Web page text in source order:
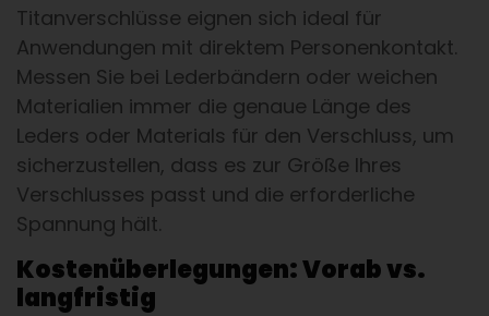
Titanverschlüsse eignen sich ideal für
Anwendungen mit direktem Personenkontakt.
Messen Sie bei Lederbändern oder weichen
Materialien immer die genaue Länge des
Leders oder Materials für den Verschluss, um
sicherzustellen, dass es zur Größe Ihres
Verschlusses passt und die erforderliche
Spannung hält.
Kostenüberlegungen: Vorab vs.
langfristig